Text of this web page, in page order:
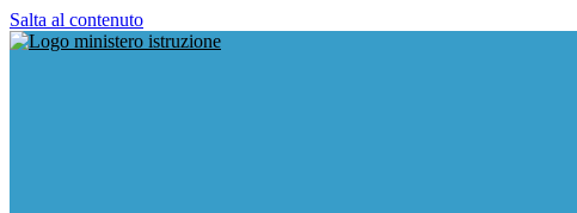
Salta al contenuto